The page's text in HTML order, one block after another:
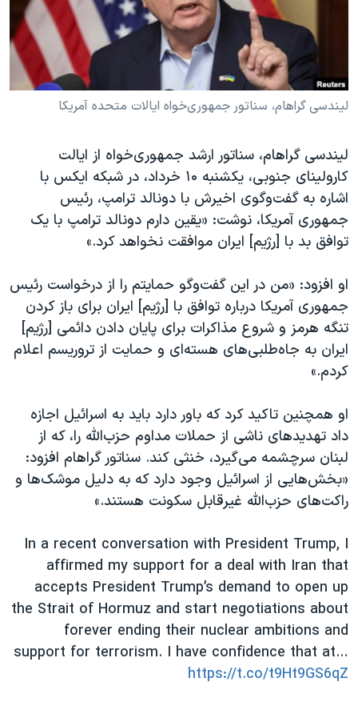
فرهنگ و زندگی
حقوق شهروندی
اقتصادی
علم و فناوری
گالری عکس
آرشیو پخش زنده
انتخابات ریاست جمهوری آمریکا ۲۰۲۴
حمله جمهوری اسلامی به اسرائیل
رمز مهسا
اعتراضات زن، زندگی، آزادی
مجموعه مستندهای دادخواهی
تریبونال مردمی آبان ۹۸
دادگاه حمید نوری
چهل سال گروگان‌گیری
قانون شفافیت دارائی کادر رهبری ایران
اعتراضات مردمی آبان ۹۸
اسرائیل در جنگ
همایش محافظه‌کاران آمریکا «سی‌پک»
صفحه‌های ویژه
سفر پرزیدنت ترامپ به چین
لیندسی گراهام، سناتور جمهوری‌خواه ایالات متحده آمریکا
لیندسی گراهام، سناتور ارشد جمهوری‌خواه از ایالت
کارولینای جنوبی، یکشنبه ۱۰ خرداد، در شبکه ایکس با
اشاره به گفت‌و‌گوی اخیرش با دونالد ترامپ، رئیس
جمهوری آمریکا، نوشت: «یقین دارم دونالد ترامپ با یک
توافق بد با [رژیم] ایران موافقت نخواهد کرد.»
او افزود: «من در این گفت‌و‌گو حمایتم را از درخواست رئیس
جمهوری آمریکا درباره توافق با [رژیم] ایران برای باز کردن
تنگه هرمز و شروع مذاکرات برای پایان دادن دائمی [رژیم]
ایران به جاه‌طلبی‌های هسته‌ای و حمایت از تروریسم اعلام
کردم.»
او همچنین تاکید کرد که باور دارد باید به اسرائیل اجازه
داد تهدیدهای ناشی از حملات مداوم حزب‌الله را، که از
لبنان سرچشمه می‌گیرد، خنثی کند. سناتور گراهام افزود:
«بخش‌هایی از اسرائیل وجود دارد که به دلیل موشک‌ها و
راکت‌های حزب‌الله غیرقابل سکونت هستند.»
In a recent conversation with President Trump, I
affirmed my support for a deal with Iran that
accepts President Trump’s demand to open up
the Strait of Hormuz and start negotiations about
forever ending their nuclear ambitions and
support for terrorism. I have confidence that at…
https://t.co/t9Ht9GS6qZ